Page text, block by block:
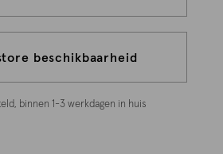
beschikbaarheid
binnen 1-3 werkdagen in huis